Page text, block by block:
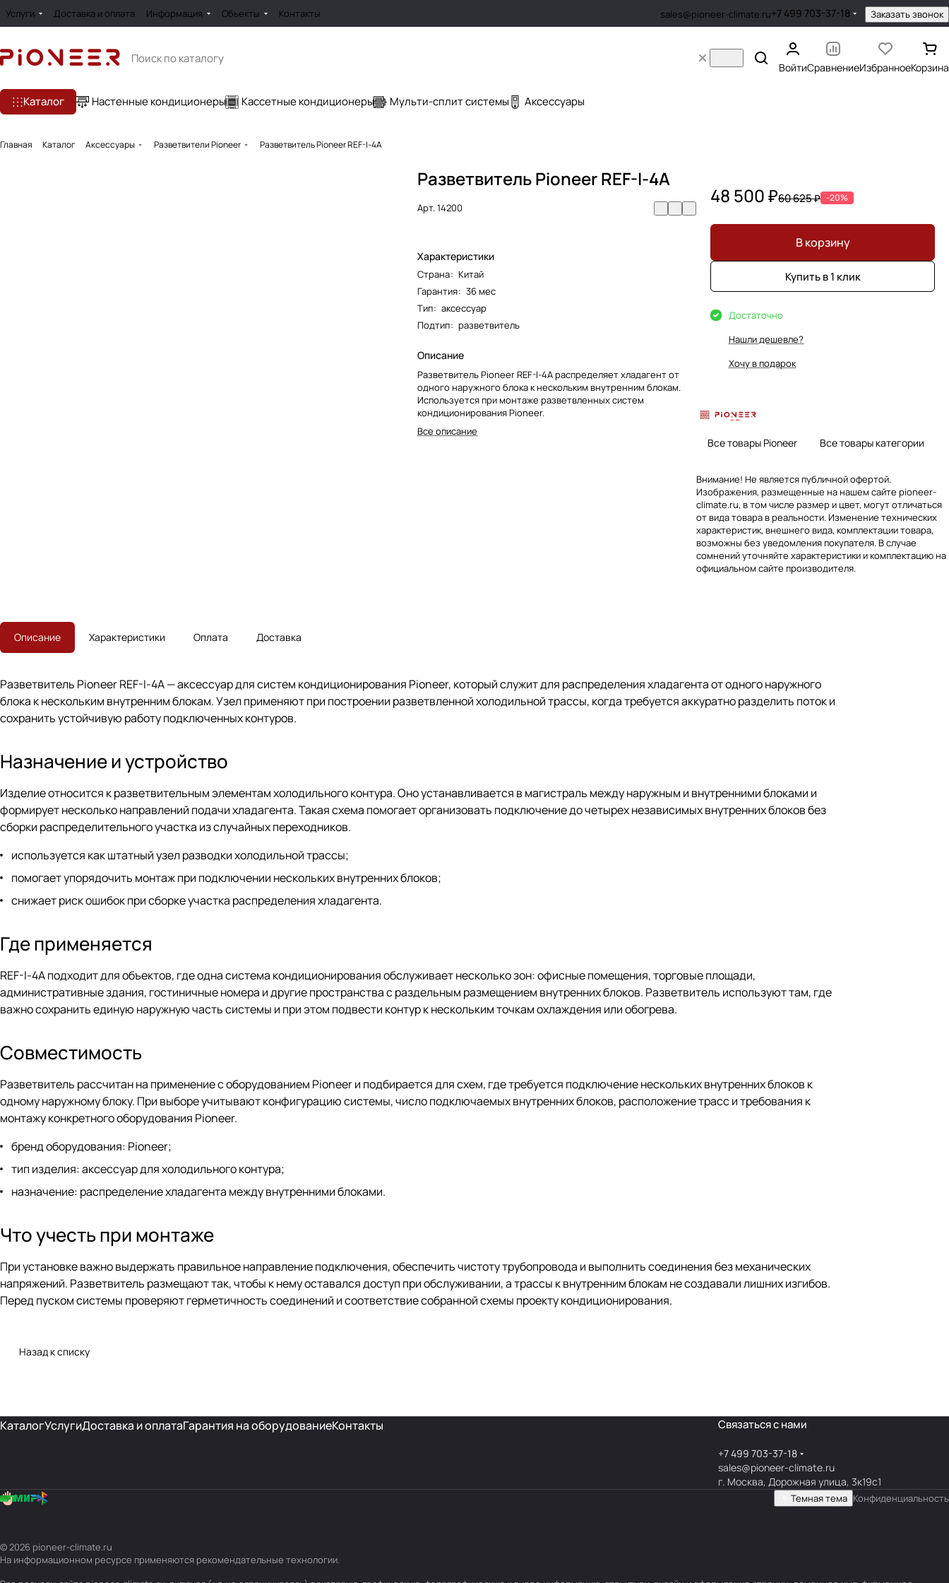
Услуги Доставка и оплата Информация Обьекты Контакты sales@pioneer-climate.ru+7 499 703-37-18 Заказать звонок
ВойтиСравнениеИзбранноеКорзина
Каталог Настенные кондиционеры Кассетные кондиционеры Мульти-сплит системы Аксессуары
Главная Каталог Аксессуары Разветвители Pioneer Разветвитель Pioneer REF-I-4A
Разветвитель Pioneer REF-I-4A
Арт.14200
Характеристики
Страна: Китай
Гарантия: 36 мес
Тип: аксессуар
Подтип: разветвитель
Описание
Разветвитель Pioneer REF-I-4A распределяет хладагент от
одного наружного блока к нескольким внутренним блокам.
Используется при монтаже разветвленных систем
кондиционирования Pioneer.
Все описание
48 500 ₽60 625 ₽ -20%
В корзину
Купить в 1 клик
Достаточно
Нашли дешевле?
Хочу в подарок
Все товары Pioneer Все товары категории
Внимание! Не является публичной офертой.
Изображения, размещенные на нашем сайте pioneer-
climate.ru, в том числе размер и цвет, могут отличаться
от вида товара в реальности. Изменение технических
характеристик, внешнего вида, комплектации товара,
возможны без уведомления покупателя. В случае
сомнений уточняйте характеристики и комплектацию на
официальном сайте производителя.
Описание Характеристики Оплата Доставка
Разветвитель Pioneer REF-I-4A — аксессуар для систем кондиционирования Pioneer, который служит для распределения хладагента от одного наружного
блока к нескольким внутренним блокам. Узел применяют при построении разветвленной холодильной трассы, когда требуется аккуратно разделить поток и
сохранить устойчивую работу подключенных контуров.
Назначение и устройство
Изделие относится к разветвительным элементам холодильного контура. Оно устанавливается в магистраль между наружным и внутренними блоками и
формирует несколько направлений подачи хладагента. Такая схема помогает организовать подключение до четырех независимых внутренних блоков без
сборки распределительного участка из случайных переходников.
используется как штатный узел разводки холодильной трассы;
помогает упорядочить монтаж при подключении нескольких внутренних блоков;
снижает риск ошибок при сборке участка распределения хладагента.
Где применяется
REF-I-4A подходит для объектов, где одна система кондиционирования обслуживает несколько зон: офисные помещения, торговые площади,
административные здания, гостиничные номера и другие пространства с раздельным размещением внутренних блоков. Разветвитель используют там, где
важно сохранить единую наружную часть системы и при этом подвести контур к нескольким точкам охлаждения или обогрева.
Совместимость
Разветвитель рассчитан на применение с оборудованием Pioneer и подбирается для схем, где требуется подключение нескольких внутренних блоков к
одному наружному блоку. При выборе учитывают конфигурацию системы, число подключаемых внутренних блоков, расположение трасс и требования к
монтажу конкретного оборудования Pioneer.
бренд оборудования: Pioneer;
тип изделия: аксессуар для холодильного контура;
назначение: распределение хладагента между внутренними блоками.
Что учесть при монтаже
При установке важно выдержать правильное направление подключения, обеспечить чистоту трубопровода и выполнить соединения без механических
напряжений. Разветвитель размещают так, чтобы к нему оставался доступ при обслуживании, а трассы к внутренним блокам не создавали лишних изгибов.
Перед пуском системы проверяют герметичность соединений и соответствие собранной схемы проекту кондиционирования.
Назад к списку
КаталогУслугиДоставка и оплатаГарантия на оборудованиеКонтакты Связаться с нами
+7 499 703-37-18
sales@pioneer-climate.ru
г. Москва, Дорожная улица, 3к19с1
Темная тема Конфиденциальность
© 2026 pioneer-climate.ru
На информационном ресурсе применяются рекомендательные технологии.